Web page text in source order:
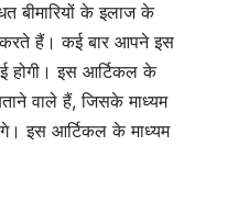
बीमारियों के इलाज के
करते हैं। कई बार आपने इस
होगी। इस आर्टिकल के
वाले हैं, जिसके माध्यम
इस आर्टिकल के माध्यम